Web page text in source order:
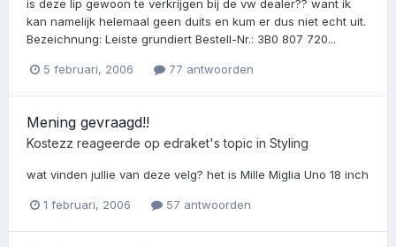
is deze lip gewoon te verkrijgen bij de vw dealer?? want ik
kan namelijk helemaal geen duits en kum er dus niet echt uit.
Bezeichnung: Leiste grundiert Bestell-Nr.: 3B0 807 720...
5 februari, 2006 77 antwoorden
Mening gevraagd!!
Kostezz reageerde op edraket's topic in Styling
wat vinden jullie van deze velg? het is Mille Miglia Uno 18 inch
1 februari, 2006 57 antwoorden